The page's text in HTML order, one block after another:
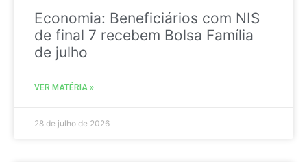
Economia: Beneficiários com NIS
de final 7 recebem Bolsa Família
de julho
VER MATÉRIA »
28 de julho de 2026